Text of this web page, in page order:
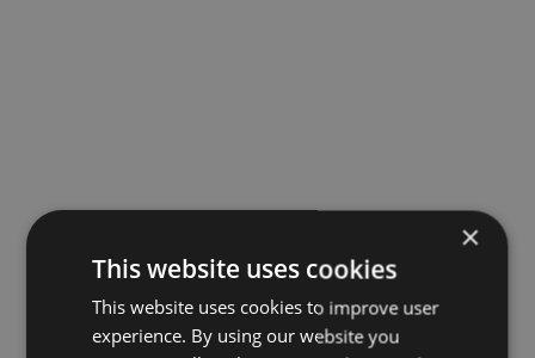
×
This website uses cookies
This website uses cookies to improve user
experience. By using our website you